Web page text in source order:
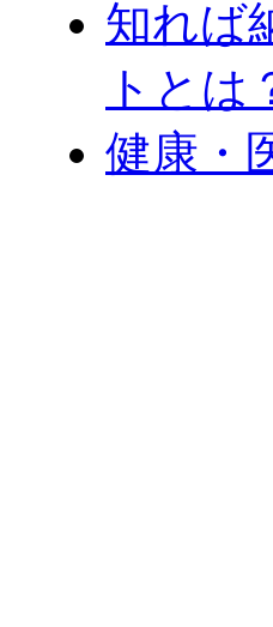
知れば
トとは
健康・